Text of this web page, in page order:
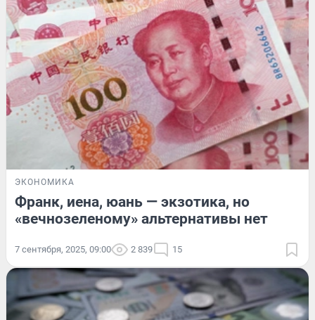
ЭКОНОМИКА
Франк, иена, юань — экзотика, но
«вечнозеленому» альтернативы нет
7 сентября, 2025, 09:00 2 839 15